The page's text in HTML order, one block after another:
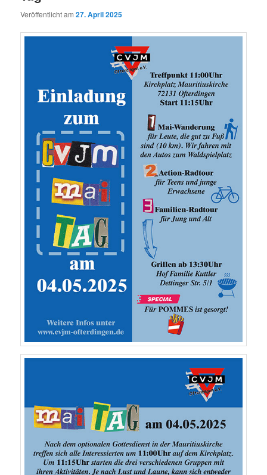
Veröffentlicht am27. April 2025